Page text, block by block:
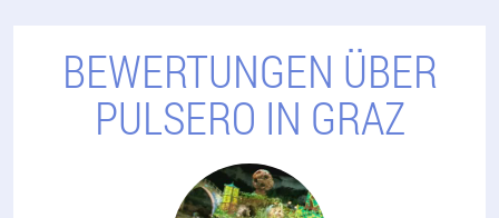
BEWERTUNGEN ÜBER
PULSERO IN GRAZ